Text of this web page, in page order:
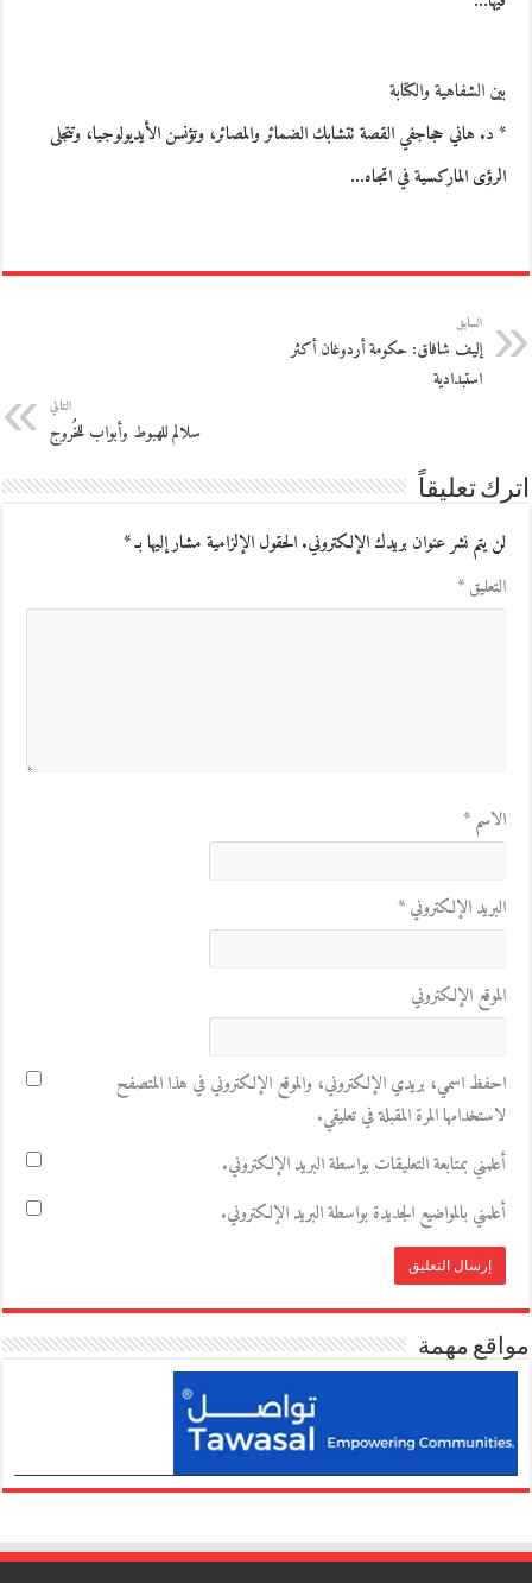
بين الشفاهية والكتابة
* د. هاني حجاجفي القصة تتشابك الضمائر والمصائر، وتؤنسن الأيديولوجيا، وتتجلى
الرؤى الماركسية في اتجاه…
السابق
إليف شافاق: حكومة أردوغان أكثر
استبدادية
التالي
سلالم للهبوط وأبواب للخُروج
اترك تعليقاً
لن يتم نشر عنوان بريدك الإلكتروني.الحقول الإلزامية مشار إليها بـ*
التعليق*
الاسم*
البريد الإلكتروني*
الموقع الإلكتروني
احفظ اسمي، بريدي الإلكتروني، والموقع الإلكتروني في هذا المتصفح
لاستخدامها المرة المقبلة في تعليقي.
أعلمني بمتابعة التعليقات بواسطة البريد الإلكتروني.
أعلمني بالمواضيع الجديدة بواسطة البريد الإلكتروني.
مواقع مهمة